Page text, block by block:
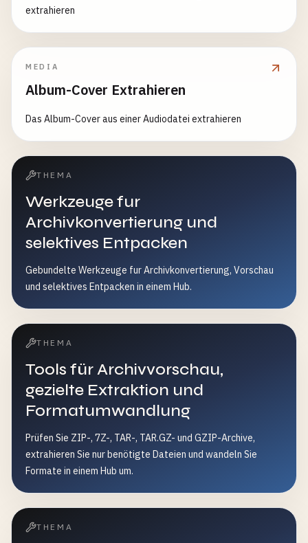
extrahieren
MEDIA
Album-Cover Extrahieren
Das Album-Cover aus einer Audiodatei extrahieren
THEMA
Werkzeuge fur
Archivkonvertierung und
selektives Entpacken
Gebundelte Werkzeuge fur Archivkonvertierung, Vorschau
und selektives Entpacken in einem Hub.
THEMA
Tools für Archivvorschau,
gezielte Extraktion und
Formatumwandlung
Prüfen Sie ZIP-, 7Z-, TAR-, TAR.GZ- und GZIP-Archive,
extrahieren Sie nur benötigte Dateien und wandeln Sie
Formate in einem Hub um.
THEMA